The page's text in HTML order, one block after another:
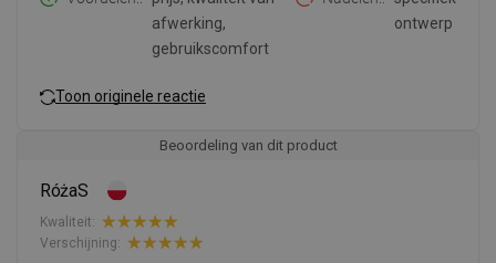
afwerking,
gebruikscomfort
ontwerp
Toon originele reactie
Beoordeling van dit product
RóżaS
Kwaliteit:
Verschijning: